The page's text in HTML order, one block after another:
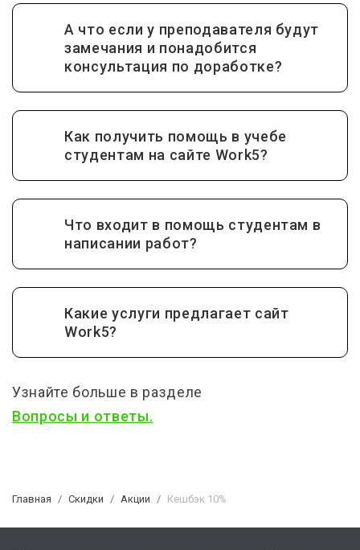
А что если у преподавателя будут
замечания и понадобится
консультация по доработке?
Как получить помощь в учебе
студентам на сайте Work5?
Что входит в помощь студентам в
написании работ?
Какие услуги предлагает сайт
Work5?
Узнайте больше в разделе
Вопросы и ответы.
Главная Скидки Акции Кешбэк 10%